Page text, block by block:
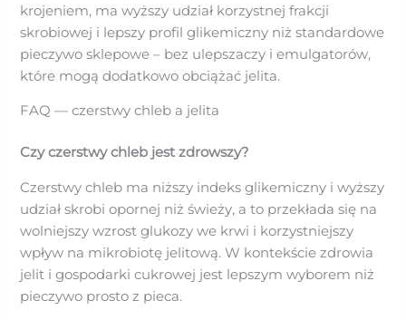
krojeniem, ma wyższy udział korzystnej frakcji
skrobiowej i lepszy profil glikemiczny niż standardowe
pieczywo sklepowe – bez ulepszaczy i emulgatorów,
które mogą dodatkowo obciążać jelita.
FAQ — czerstwy chleb a jelita
Czy czerstwy chleb jest zdrowszy?
Czerstwy chleb ma niższy indeks glikemiczny i wyższy
udział skrobi opornej niż świeży, a to przekłada się na
wolniejszy wzrost glukozy we krwi i korzystniejszy
wpływ na mikrobiotę jelitową. W kontekście zdrowia
jelit i gospodarki cukrowej jest lepszym wyborem niż
pieczywo prosto z pieca.